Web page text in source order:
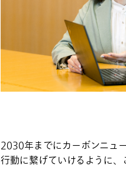
2030年までにカーボンニュ
行動に繋げていけるように、